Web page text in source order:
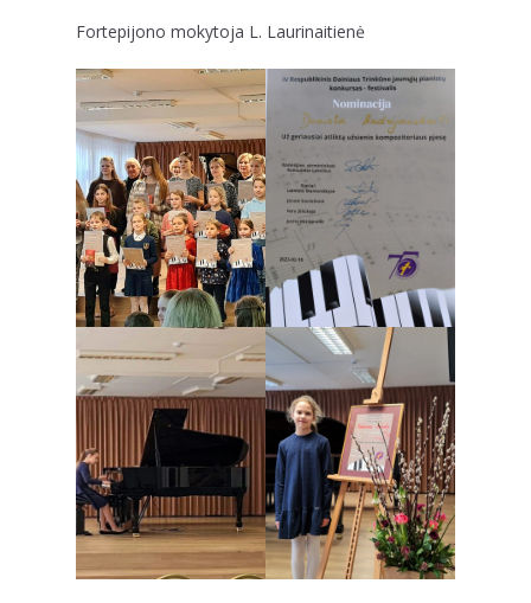
Fortepijono mokytoja L. Laurinaitienė